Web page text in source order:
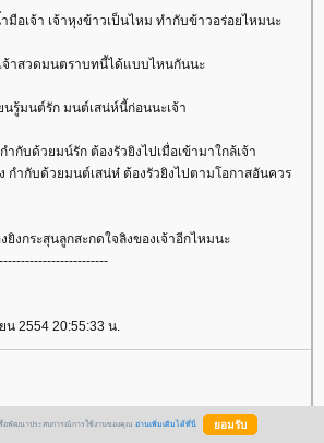
มือเจ้า เจ้าหุงข้าวเป็นไหม ทำกับข้าวอร่อยไหมนะ
เจ้าสวดมนตราบทนี้ได้แบบไหนกันนะ
นรู้มนต์รัก มนต์เสน่ห์นี้ก่อนนะเจ้า
ำกับด้วยมน์รัก ต้องรัวยิงไปเมื่อเข้ามาใกล้เจ้า
กำกับด้วยมนต์เสน่ห๋ ต้องรัวยิงไปตามโอกาสอันควร
งกระสุนลูกสะกดใจลิงของเจ้าอีกไหมนะ
น 2554 20:55:33 น.
พื่อพัฒนาประสบการณ์การใช้งานของคุณ อ่านเพิ่มเติมได้ที่นี่